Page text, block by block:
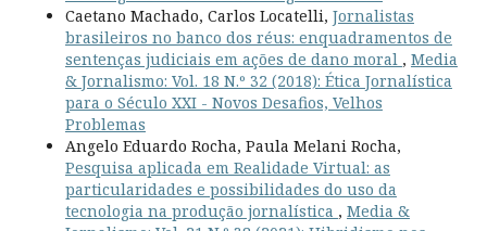
Caetano Machado, Carlos Locatelli, Jornalistas
brasileiros no banco dos réus: enquadramentos de
sentenças judiciais em ações de dano moral , Media
& Jornalismo: Vol. 18 N.º 32 (2018): Ética Jornalística
para o Século XXI - Novos Desafios, Velhos
Problemas
Angelo Eduardo Rocha, Paula Melani Rocha,
Pesquisa aplicada em Realidade Virtual: as
particularidades e possibilidades do uso da
tecnologia na produção jornalística , Media &